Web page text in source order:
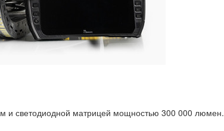
и светодиодной матрицей мощностью 300 000 люмен.